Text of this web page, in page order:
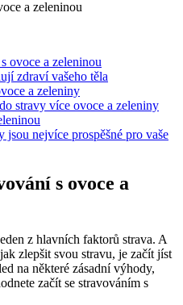
ovoce a zeleninou
zdraví vašeho těla
a zeleniny
stravy více ovoce a zeleniny
jsou nejvíce prospěšné pro vaše
s ovoce a
z hlavních faktorů strava. A
zlepšit svou stravu, je začít jíst
na některé zásadní výhody,
začít se stravováním s